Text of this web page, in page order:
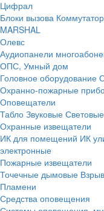
Цифрал
Блоки вызова
MARSHAL
Олевс
Аудиопанели
ОПС, Умный дом
Головное оборудование
Охранно-пожарные
Оповещатели
Табло Звуковые Световые
Охранные извещатели
ИК для помещений ИК
электронные
Пожарные извещатели
Точечные дымовые
Пламени
Средства оповещения